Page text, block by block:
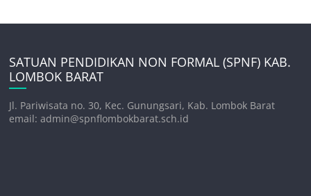
SATUAN PENDIDIKAN NON FORMAL (SPNF) KAB.
LOMBOK BARAT
Jl. Pariwisata no. 30, Kec. Gunungsari, Kab. Lombok Barat
email: admin@spnflombokbarat.sch.id